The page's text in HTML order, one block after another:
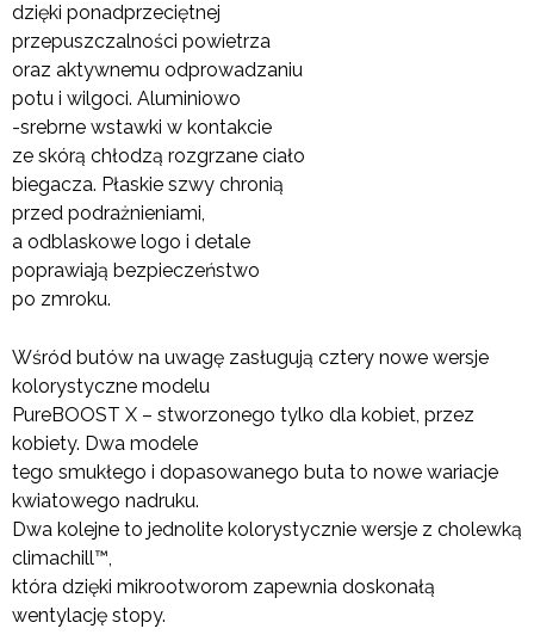
dzięki ponadprzeciętnej
przepuszczalności powietrza
oraz aktywnemu odprowadzaniu
potu i wilgoci. Aluminiowo
-srebrne wstawki w kontakcie
ze skórą chłodzą rozgrzane ciało
biegacza. Płaskie szwy chronią
przed podrażnieniami,
a odblaskowe logo i detale
poprawiają bezpieczeństwo
po zmroku.
Wśród butów na uwagę zasługują cztery nowe wersje
kolorystyczne modelu
PureBOOST X – stworzonego tylko dla kobiet, przez
kobiety. Dwa modele
tego smukłego i dopasowanego buta to nowe wariacje
kwiatowego nadruku.
Dwa kolejne to jednolite kolorystycznie wersje z cholewką
climachill™,
która dzięki mikrootworom zapewnia doskonałą
wentylację stopy.